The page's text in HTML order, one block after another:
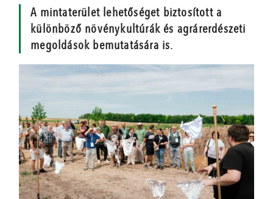
A mintaterület lehetőséget biztosított a
különböző növénykultúrák és agrárerdészeti
megoldások bemutatására is.